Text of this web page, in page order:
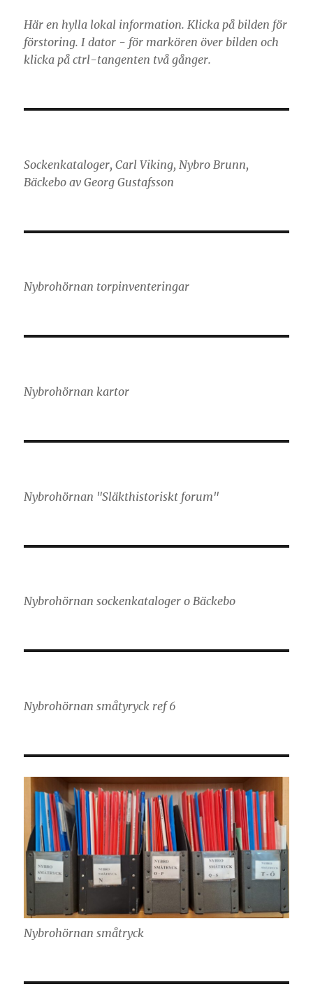
Här en hylla lokal information. Klicka på bilden för
förstoring. I dator - för markören över bilden och
klicka på ctrl-tangenten två gånger.
Sockenkataloger, Carl Viking, Nybro Brunn,
Bäckebo av Georg Gustafsson
Nybrohörnan torpinventeringar
Nybrohörnan kartor
Nybrohörnan "Släkthistoriskt forum"
Nybrohörnan sockenkataloger o Bäckebo
Nybrohörnan småtyryck ref 6
Nybrohörnan småtryck